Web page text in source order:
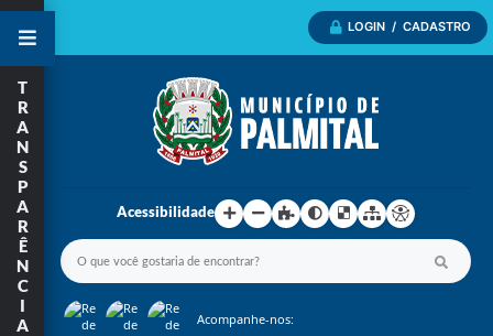
LOGIN / CADASTRO
Acessibilidade
Acompanhe-nos:
T
R
A
N
S
P
A
R
Ê
N
C
I
A